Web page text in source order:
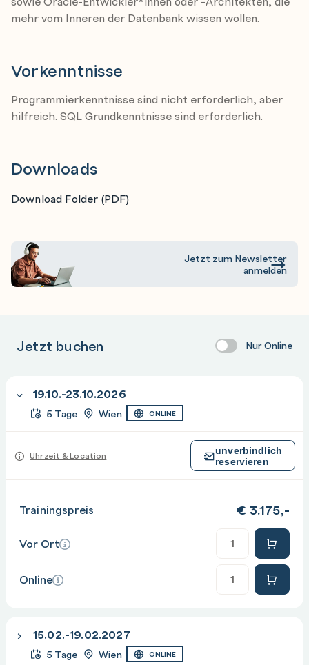
Konfiguration
Übersicht über Backup&Recovery
Kursenvironment:
Als Frontend wird SQL*Plus verwendet. Der Einsatz von
zahlreichen Third Party Tools (Toad, SolarWind etc) ist
Übungsabläufen.
mehr vom Inneren der Datenbank wissen wollen.
Vorkenntnisse
Programmierkenntnisse sind nicht erforderlich, aber
hilfreich. SQL Grundkenntnisse sind erforderlich.
Downloads
Download Folder (PDF)
Jetzt zum Newsletter
anmelden
Jetzt buchen Nur Online
19.10.-23.10.2026
5 Tage Wien ONLINE
Uhrzeit & Location
unverbindlich
reservieren
Trainingspreis € 3.175,-
Vor Ort
Online
15.02.-19.02.2027
5 Tage Wien ONLINE